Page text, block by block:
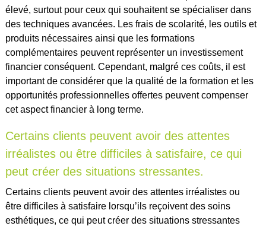
élevé, surtout pour ceux qui souhaitent se spécialiser dans
des techniques avancées. Les frais de scolarité, les outils et
produits nécessaires ainsi que les formations
complémentaires peuvent représenter un investissement
financier conséquent. Cependant, malgré ces coûts, il est
important de considérer que la qualité de la formation et les
opportunités professionnelles offertes peuvent compenser
cet aspect financier à long terme.
Certains clients peuvent avoir des attentes
irréalistes ou être difficiles à satisfaire, ce qui
peut créer des situations stressantes.
Certains clients peuvent avoir des attentes irréalistes ou
être difficiles à satisfaire lorsqu’ils reçoivent des soins
esthétiques, ce qui peut créer des situations stressantes